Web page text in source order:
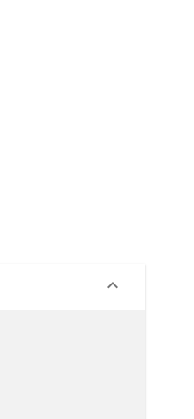
keyboard_arrow_down